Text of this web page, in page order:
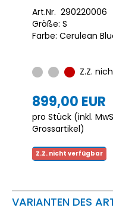
Art.Nr. 290220006
Größe: S
Farbe: Cerulean
Z.Z.
899,00 EUR
pro Stück (inkl.
Grossartikel)
Z.Z. nicht verfügbar
VARIANTEN DES